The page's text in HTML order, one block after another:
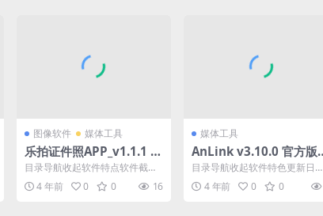
图像软件 媒体工具
乐拍证件照APP_v1.1.1 免
费制作证件照的神器
目录导航收起软件特点软件截图
下载地址目录导航收起软件特点
软件截图下载地址乐拍证件...
4 年前 0 0 16
媒体工具
AnLink v3.10.0 官方版
投屏镜像多屏协同工具
目录导航收起软件特色更新日志
下载地址目录导航收起软件特色
更新日志下载地址Anli...
4 年前 0 0